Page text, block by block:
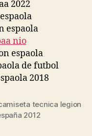
tecnica legion
2012